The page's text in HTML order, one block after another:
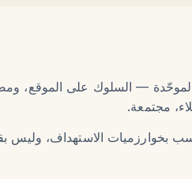
— السلوك على الموقع،
مجتمعة.
بخوارزميات الاستهداف، وليس